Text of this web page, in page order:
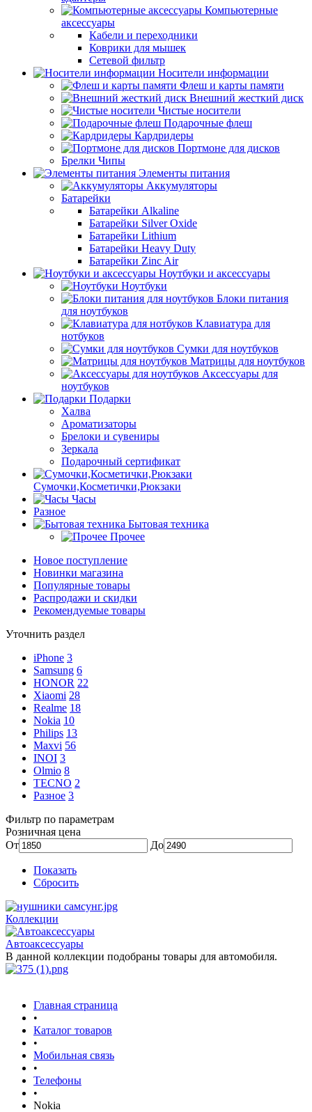
Компьютерные
аксессуары
Кабели и переходники
Коврики для мышек
Сетевой фильтр
Носители информации
Флеш и карты памяти
Внешний жесткий диск
Чистые носители
Подарочные флеш
Кардридеры
Портмоне для дисков
Брелки Чипы
Элементы питания
Аккумуляторы
Батарейки
Батарейки Alkaline
Батарейки Silver Oxide
Батарейки Lithium
Батарейки Heavy Duty
Батарейки Zinc Air
Ноутбуки и аксессуары
Ноутбуки
Блоки питания
для ноутбуков
Клавиатура для
нотбуков
Сумки для ноутбуков
Матрицы для ноутбуков
Аксессуары для
ноутбуков
Подарки
Халва
Ароматизаторы
Брелоки и сувениры
Зеркала
Подарочный сертификат
Сумочки,Косметички,Рюкзаки
Часы
Разное
Бытовая техника
Прочее
Новое поступление
Новинки магазина
Популярные товары
Распродажи и скидки
Рекомендуемые товары
Уточнить раздел
iPhone 3
Samsung 6
HONOR 22
Xiaomi 28
Realme 18
Nokia 10
Philips 13
Maxvi 56
INOI 3
Olmio 8
TECNO 2
Разное 3
Фильтр по параметрам
Розничная цена
От
До
Показать
Сбросить
Коллекции
Автоаксессуары
В данной коллекции подобраны товары для автомобиля.
Главная страница
•
Каталог товаров
•
Мобильная связь
•
Телефоны
•
Nokia